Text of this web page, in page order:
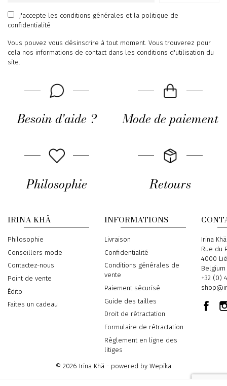
address
J'accepte les conditions générales et la politique de
confidentialité
Vous pouvez vous désinscrire à tout moment. Vous trouverez pour
cela nos informations de contact dans les conditions d'utilisation du
site.
Besoin d'aide ? Mode de paiement
Philosophie Retours
IRINA KHÄ
Philosophie
Conseillers mode
Contactez-nous
Point de vente
Édito
Faites un cadeau
INFORMATIONS
Livraison
Confidentialité
Conditions générales de
vente
Paiement sécurisé
Guide des tailles
Droit de rétractation
Formulaire de rétractation
Règlement en ligne des
litiges
Address
Irina Khä
Rue du
4000
Belgium
Phone
+32 (0)
Email
© 2026 Irina Khä - powered by Wepika